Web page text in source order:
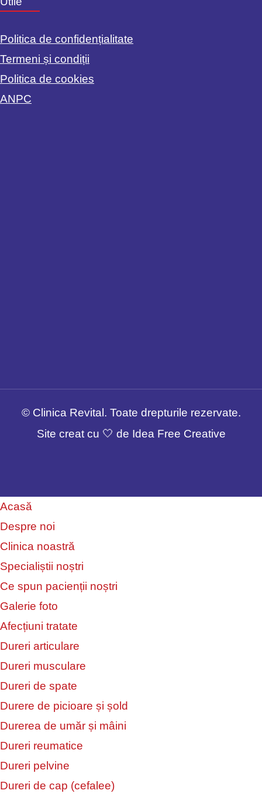
Politica de confidențialitate
Termeni și condiții
Politica de cookies
ANPC
© Clinica Revital. Toate drepturile rezervate.
Site creat cu 🤍 de Idea Free Creative
Acasă
Despre noi
Clinica noastră
Specialiștii noștri
Ce spun pacienții noștri
Galerie foto
Afecțiuni tratate
Dureri articulare
Dureri musculare
Dureri de spate
Durere de picioare și șold
Durerea de umăr și mâini
Dureri reumatice
Dureri pelvine
Dureri de cap (cefalee)